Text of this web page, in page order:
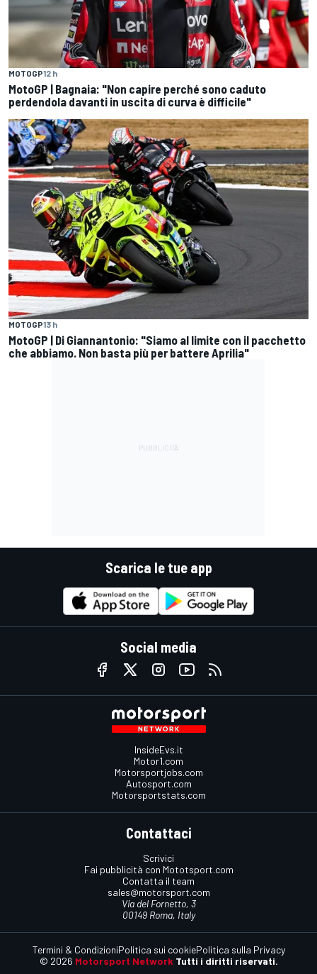
MOTOGP12 h
MotoGP | Bagnaia: "Non capire perché sono caduto
perdendola davanti in uscita di curva è difficile"
MOTOGP13 h
MotoGP | Di Giannantonio: "Siamo al limite con il pacchetto
che abbiamo. Non basta più per battere Aprilia"
Scarica le tue app
Social media
InsideEvs.it
Motor1.com
Motorsportjobs.com
Autosport.com
Motorsportstats.com
Contattaci
Scrivici
Fai pubblicità con Mototsport.com
Contatta il team
sales@motorsport.com
Via del Fornetto, 3
00149 Roma, Italy
© 2026 Motorsport Network Tutti i diritti riservati.
Termini & CondizioniPolitica sui cookiePolitica sulla Privacy